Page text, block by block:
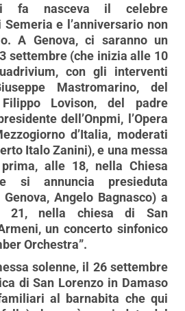
fa nasceva il celebre
e l’anniversario non
A Genova, ci saranno un
settembre (che inizia alle 10
con gli interventi
Mastromarino, del
Lovison, del padre
dell’Onpmi, l’Opera
d’Italia, moderati
Italo Zanini), e una messa
alle 18, nella Chiesa
si annuncia presieduta
Angelo Bagnasco) a
21, nella chiesa di San
un concerto sinfonico
Orchestra”.
solenne, il 26 settembre
di San Lorenzo in Damaso
al barnabita che qui